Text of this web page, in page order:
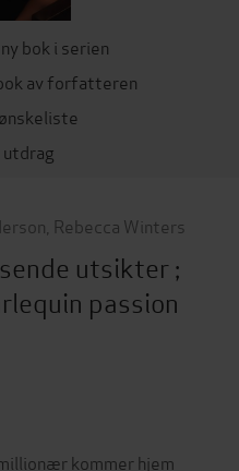
bok i serien
av forfatteren
Rebecca Winters
utsikter ;
passion
kommer hjem